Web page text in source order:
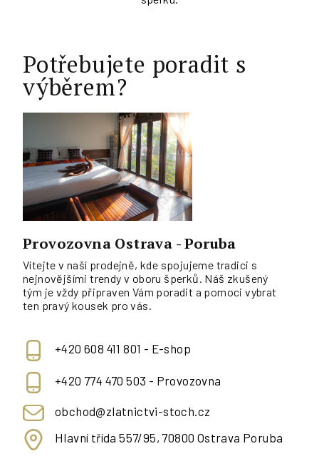
Potřebujete poradit s
výběrem?
Provozovna Ostrava - Poruba
Vítejte v naší prodejně, kde spojujeme tradici s
nejnovějšími trendy v oboru šperků. Náš zkušený
tým je vždy připraven Vám poradit a pomoci vybrat
ten pravý kousek pro vás.
+420 608 411 801 - E-shop
+420 774 470 503 - Provozovna
obchod@zlatnictvi-stoch.cz
Hlavní třída 557/95, 70800 Ostrava Poruba